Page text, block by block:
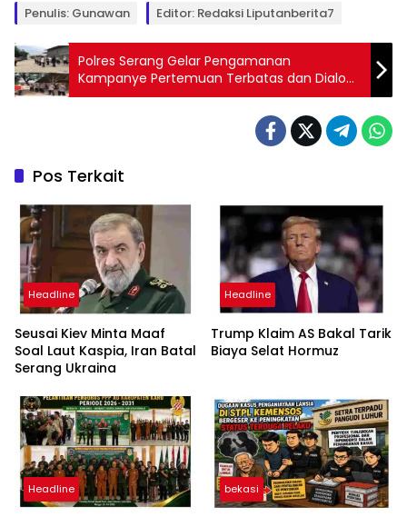
Penulis: Gunawan Editor: Redaksi Liputanberita7
Polres Serang Gelar Pengamanan
Kampanye Pertemuan Terbatas dan Dialog
Pasangan Calon Bupati Serang
Pos Terkait
Headline
Seusai Kiev Minta Maaf
Soal Laut Kaspia, Iran Batal
Serang Ukraina
Headline
Trump Klaim AS Bakal Tarik
Biaya Selat Hormuz
Headline bekasi